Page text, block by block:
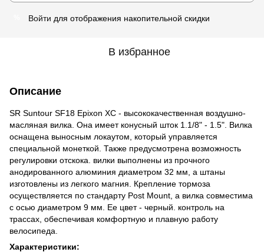
Войти для отображения накопительной скидки
В избранное
Описание
SR Suntour SF18 Epixon XC - высококачественная воздушно-
масляная вилка. Она имеет конусный шток 1.1/8" - 1.5". Вилка
оснащена выносным локаутом, который управляется
специальной монеткой. Также предусмотрена возможность
регулировки отскока. вилки выполнены из прочного
анодированного алюминия диаметром 32 мм, а штаны
изготовлены из легкого магния. Крепление тормоза
осуществляется по стандарту Post Mount, а вилка совместима
с осью диаметром 9 мм. Ее цвет - черный. контроль на
трассах, обеспечивая комфортную и плавную работу
велосипеда.
Характеристики: